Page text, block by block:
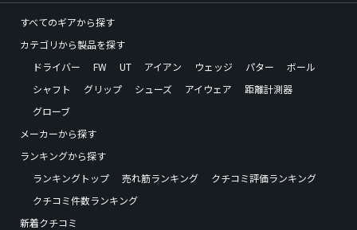
すべてのギアから探す
カテゴリから製品を探す
ドライバー
FW UT アイアン ウェッジ パター
ボール
シャフト
グリップ シューズ アイウェア
距離計測器
グローブ
メーカーから探す
ランキングから探す
ランキングトップ
売れ筋ランキング
クチコミ評価ランキング
クチコミ件数ランキング
新着クチコミ